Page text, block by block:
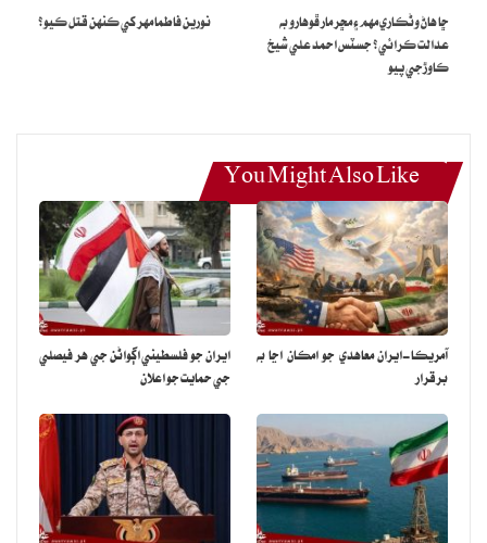
ڇا هاڻ وڻڪاري مهم ۽ مڇر مار ڦوهارو به
عدالت ڪرائي؟ جسٽس احمد علي شيخ
ڪاوڙجي پيو
نورين فاطما مهر کي ڪنهن قتل ڪيو؟
You Might Also Like
آمريڪا-ايران معاهدي جو امڪان اڃا به
برقرار
ايران جو فلسطيني اڳواڻن جي هر فيصلي
جي حمايت جو اعلان